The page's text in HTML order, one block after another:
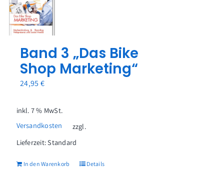
Band 3 „Das Bike
Shop Marketing“
24,95 €
inkl. 7 % MwSt.
zzgl.
Versandkosten
Lieferzeit:Standard
In den Warenkorb Details